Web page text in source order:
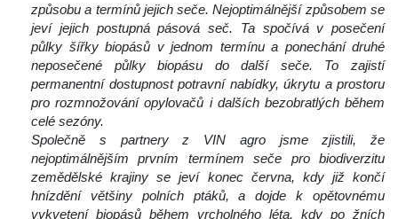
způsobu a termínů jejich seče. Nejoptimálnější způsobem se
jeví jejich postupná pásová seč. Ta spočívá v posečení
půlky šířky biopásů v jednom termínu a ponechání druhé
neposečené půlky biopásu do další seče. To zajistí
permanentní dostupnost potravní nabídky, úkrytu a prostoru
pro rozmnožování opylovačů i dalších bezobratlých během
celé sezóny.
Společně s partnery z VIN agro jsme zjistili, že
nejoptimálnějším prvním termínem seče pro biodiverzitu
zemědělské krajiny se jeví konec června, kdy již končí
hnízdění většiny polních ptáků, a dojde k opětovnému
vykvetení biopásů během vrcholného léta, kdy po žních